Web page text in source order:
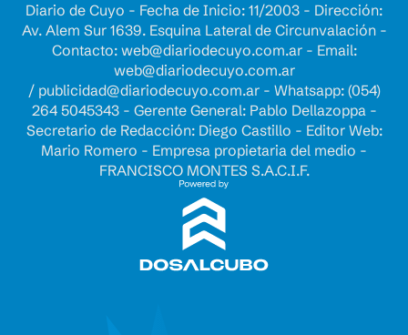
Diario de Cuyo - Fecha de Inicio: 11/2003 - Dirección:
Av. Alem Sur 1639. Esquina Lateral de Circunvalación -
Contacto: web@diariodecuyo.com.ar- Email:
web@diariodecuyo.com.ar
/ publicidad@diariodecuyo.com.ar- Whatsapp: (054)
264 5045343 - Gerente General: Pablo Dellazoppa -
Secretario de Redacción: Diego Castillo - Editor Web:
Mario Romero - Empresa propietaria del medio -
FRANCISCO MONTES S.A.C.I.F.